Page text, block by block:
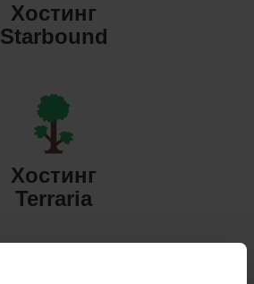
Хостинг
Starbound
Хостинг
Terraria